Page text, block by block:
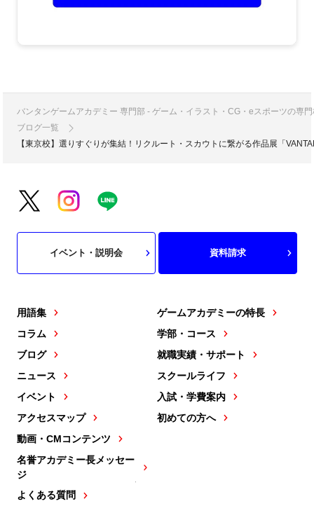
バンタンゲームアカデミー 専門部 - ゲーム・イラスト・CG・eスポーツの専
ブログ一覧
【東京校】選りすぐりが集結！リクルート・スカウトに繋がる作品展「
用語集
コラム
ブログ
ニュース
イベント
アクセスマップ
動画・CMコンテンツ
名誉アカデミー長メッセー
ジ
よくある質問
ゲームアカデミーの特長
学部・コース
就職実績・サポート
スクールライフ
入試・学費案内
初めての方へ
イベント・説明会 資料請求